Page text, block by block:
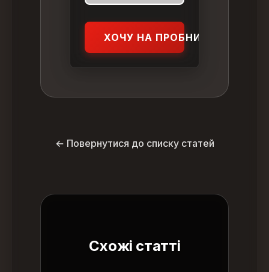
ХОЧУ НА ПРОБНИЙ УРОК
← Повернутися до списку статей
Схожі статті